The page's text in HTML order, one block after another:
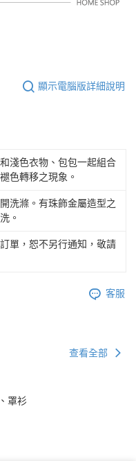
顯示電腦版詳細說明
淺色衣物、包包一起組合
色轉移之現象。
洗滌。有珠飾金屬造型之
。
單，恕不另行通知，敬請
客服
查看全部
罩衫